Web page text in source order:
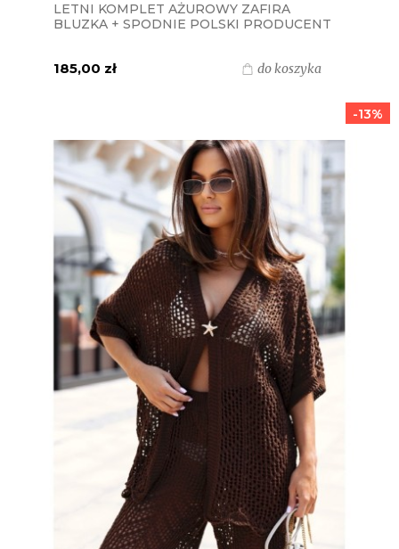
LETNI KOMPLET AŻUROWY ZAFIRA
BLUZKA + SPODNIE POLSKI PRODUCENT
185,00 zł do koszyka
-13%